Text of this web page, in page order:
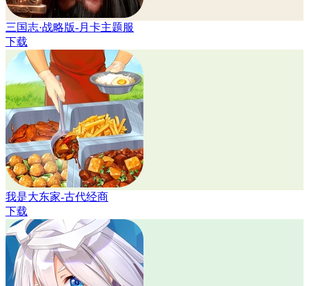
三国志·战略版-月卡主题服
下载
我是大东家-古代经商
下载